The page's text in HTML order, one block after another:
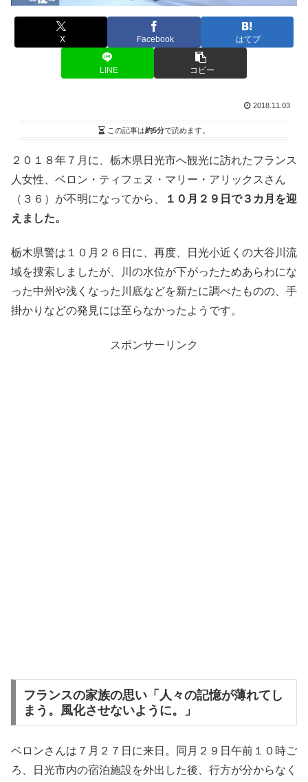
X Facebook はてブ
LINE コピー
2018.11.03
この記事は約5分で読めます。
２０１８年７月に、栃木県日光市へ観光に訪れたフランス
人女性、ベロン・ティフェヌ・マリー・アリックスさん
（３６）が不明になってから、
１０月２９日で３カ月を迎
えました。
栃木県警は１０月２６日に、再度、日光小近くの大谷川流
域を捜索しましたが、川の水位が下がったためあらわにな
った中州や浅くなった川底などを新たに調べたものの、手
掛かりなどの発見には至らなかったようです。
スポンサーリンク
フランスの家族の思い「人々の記憶が薄れてし
まう。風化させないように。」
ベロンさんは７月２７日に来日。同月２９日午前１０時ご
ろ、日光市内の宿泊施設を外出した後、行方が分からなく